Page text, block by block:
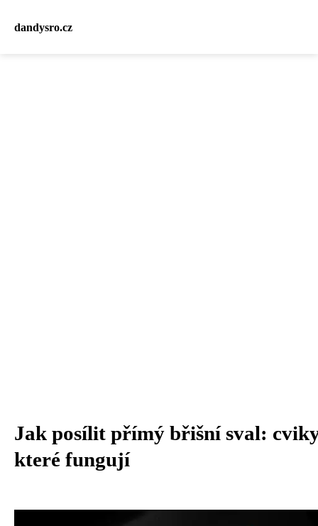
dandysro.cz
Jak posílit přímý břišní sval:
které fungují